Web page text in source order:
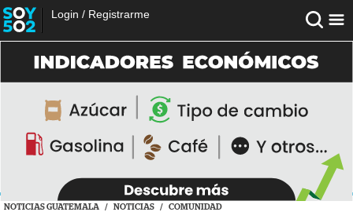
Login / Registrarme
NOTICIAS GUATEMALA / NOTICIAS / COMUNIDAD